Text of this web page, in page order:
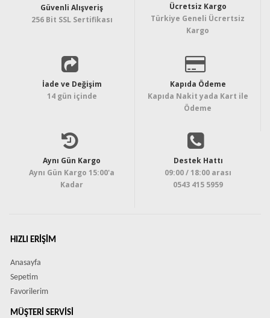
Güvenli Alışveriş
256 Bit SSL Sertifikası
Ücretsiz Kargo
Türkiye Geneli Ücrertsiz
Kargo
İade ve Değişim
14 gün içinde
Kapıda Ödeme
Kapıda Nakit yada Kart ile
Ödeme
Aynı Gün Kargo
Aynı Gün Kargo 15:00'a
Kadar
Destek Hattı
09:00 / 18:00 arası
0543 415 5959
HIZLI ERIŞIM
Anasayfa
Sepetim
Favorilerim
MÜŞTERI SERVISI